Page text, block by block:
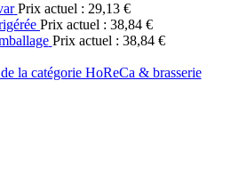
Prix actuel : 29,13 €
Prix actuel : 38,84 €
Prix actuel : 38,84 €
la catégorie HoReCa & brasserie